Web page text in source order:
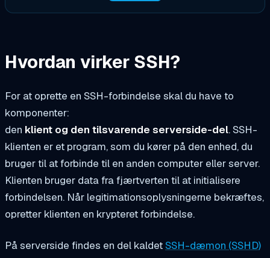
Hvordan virker SSH?
For at oprette en SSH-forbindelse skal du have to
komponenter:
den klient og den tilsvarende serverside-del. SSH-
klienten er et program, som du kører på den enhed, du
bruger til at forbinde til en anden computer eller server.
Klienten bruger data fra fjærtverten til at initialisere
forbindelsen. Når legitimationsoplysningerne bekræftes,
opretter klienten en krypteret forbindelse.
På serverside findes en del kaldetSSH-dæmon (SSHD)